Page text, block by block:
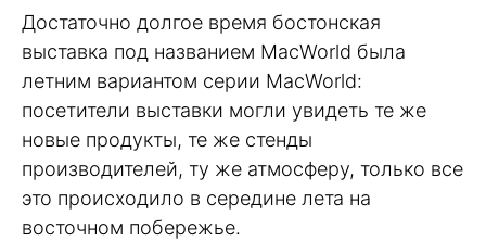
Достаточно долгое время бостонская
выставка под названием MacWorld была
летним вариантом серии MacWorld:
посетители выставки могли увидеть те же
новые продукты, те же стенды
производителей, ту же атмосферу, только все
это происходило в середине лета на
восточном побережье.